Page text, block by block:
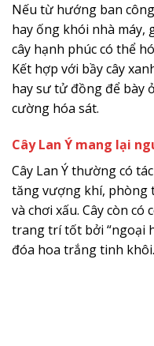
Nếu từ hướng ban
hay ống khói nhà máy,
cây hạnh phúc có thể
Kết hợp với bầy cây
hay sư tử đồng để bày
cường hóa sát.
Cây Lan Ý mang lại
Cây Lan Ý thường có
tăng vượng khí, phòng
và chơi xấu. Cây còn
trang trí tốt bởi “ngoại
đóa hoa trắng tinh khôi.